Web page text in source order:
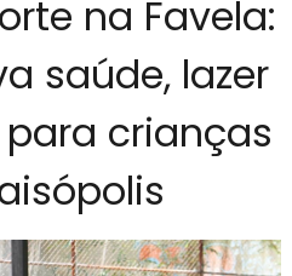
na Favela:
saúde, lazer
crianças